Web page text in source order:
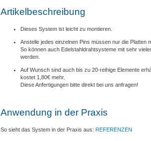
Artikelbeschreibung
Dieses System ist leicht zu montieren.
Anstelle jedes einzelnen Pins müssen nur die Platten
So können auch Edelstahldrahtsysteme mit sehr
werden.
Auf Wunsch sind auch bis zu 20-reihige Elemente
kostet 1,80€ mehr.
Diese Anfertigungen bitte direkt bei uns anfragen!
Anwendung in der Praxis
So sieht das System in der Praxis aus: REFERENZEN